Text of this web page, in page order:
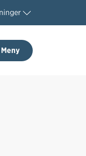
Meny